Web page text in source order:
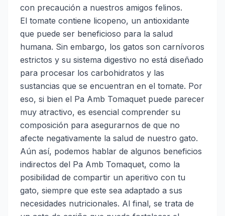
con precaución a nuestros amigos felinos.
El tomate contiene licopeno, un antioxidante
que puede ser beneficioso para la salud
humana. Sin embargo, los gatos son carnívoros
estrictos y su sistema digestivo no está diseñado
para procesar los carbohidratos y las
sustancias que se encuentran en el tomate. Por
eso, si bien el Pa Amb Tomaquet puede parecer
muy atractivo, es esencial comprender su
composición para asegurarnos de que no
afecte negativamente la salud de nuestro gato.
Aún así, podemos hablar de algunos beneficios
indirectos del Pa Amb Tomaquet, como la
posibilidad de compartir un aperitivo con tu
gato, siempre que este sea adaptado a sus
necesidades nutricionales. Al final, se trata de